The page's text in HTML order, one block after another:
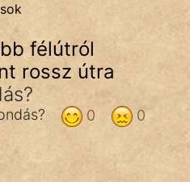
félútról
rossz útra
0
0